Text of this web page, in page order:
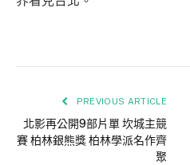
PREVIOUS ARTICLE
北影再公開9部片單 坎城主競
賽 柏林銀熊獎 柏林學派名作齊
聚